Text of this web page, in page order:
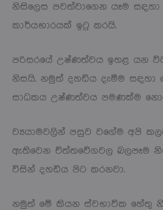
නිසිලෙස පවත්වාගෙන යෑම
කාර්යභාරයක් ඉටු කරයි.
පරිසරයේ උෂ්ණත්වය ඉහළ යන
නිසයි. නමුත් දහඩිය දැමීම සඳහා
සාධකය උෂ්ණත්වය පමණක්ම
ව්‍යයාමවලින් පසුව වගේම අපි
ඇතිවෙන චිත්තවේගවල බලපෑම
විසින් දහඩිය පිට කරනවා.
නමුත් මේ කියන ස්වභාවික හේතු